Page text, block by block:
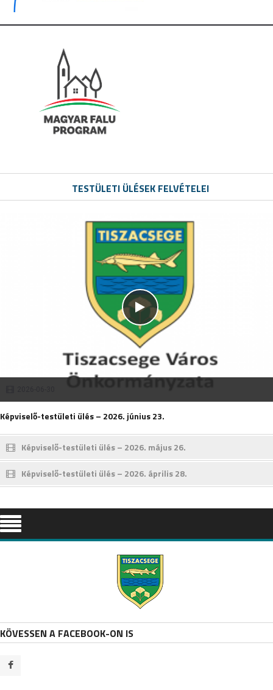
TESTÜLETI ÜLÉSEK FELVÉTELEI
Képviselő-testületi ülés – 2026. június 23.
Képviselő-testületi ülés – 2026. május 26.
Képviselő-testületi ülés – 2026. április 28.
KÖVESSEN A FACEBOOK-ON IS